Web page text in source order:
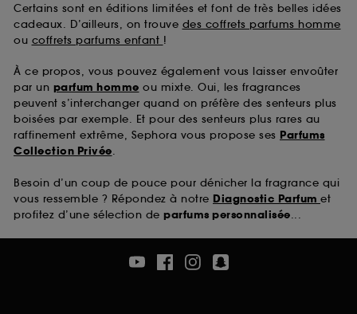
Certains sont en éditions limitées et font de très belles idées
cadeaux. D’ailleurs, on trouve des coffrets parfums homme
ou coffrets parfums enfant !
À ce propos, vous pouvez également vous laisser envoûter
par un parfum homme ou mixte. Oui, les fragrances
peuvent s’interchanger quand on préfère des senteurs plus
boisées par exemple. Et pour des senteurs plus rares au
raffinement extrême, Sephora vous propose ses Parfums
Collection Privée.
Besoin d’un coup de pouce pour dénicher la fragrance qui
vous ressemble ? Répondez à notre Diagnostic Parfum et
profitez d’une sélection de parfums personnalisée...